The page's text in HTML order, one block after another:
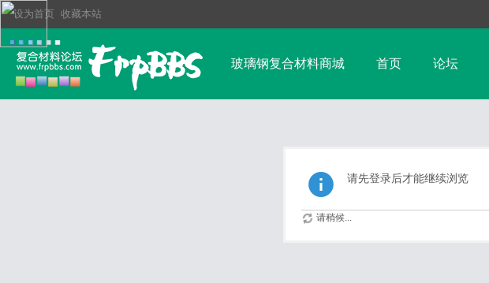
设为首页 收藏本站
玻璃钢复合材料商城 首页 论坛
请先登录后才能继续浏览
请稍候...